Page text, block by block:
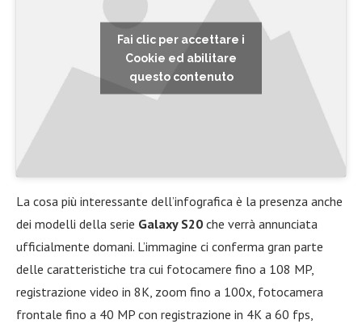
Fai clic per accettare i
Cookie ed abilitare
questo contenuto
La cosa più interessante dell’infografica è la presenza anche
dei modelli della serie Galaxy S20 che verrà annunciata
ufficialmente domani. L’immagine ci conferma gran parte
delle caratteristiche tra cui fotocamere fino a 108 MP,
registrazione video in 8K, zoom fino a 100x, fotocamera
frontale fino a 40 MP con registrazione in 4K a 60 fps,